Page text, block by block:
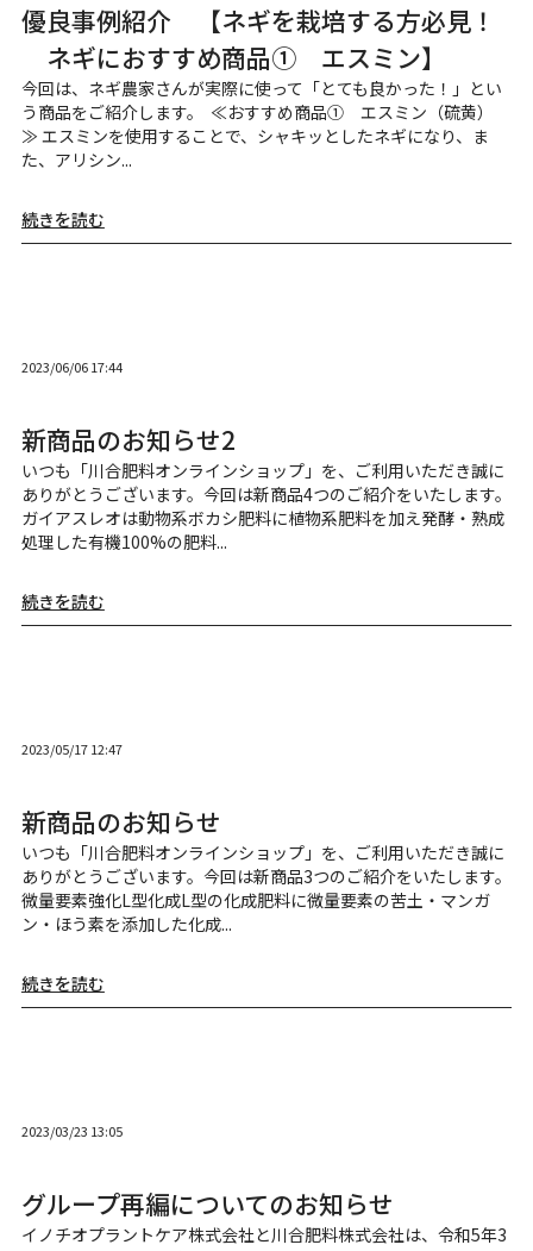
優良事例紹介 【ネギを栽培する方必見！
ネギにおすすめ商品① エスミン】
今回は、ネギ農家さんが実際に使って「とても良かった！」とい
う商品をご紹介します。 ≪おすすめ商品① エスミン（硫黄）
≫ エスミンを使用することで、シャキッとしたネギになり、ま
た、アリシン...
続きを読む
新商品のお知らせ2
2023/06/06 17:44
いつも「川合肥料オンラインショップ」を、ご利用いただき誠に
ありがとうございます。今回は新商品4つのご紹介をいたします。
ガイアスレオは動物系ボカシ肥料に植物系肥料を加え発酵・熟成
処理した有機100%の肥料...
続きを読む
新商品のお知らせ
2023/05/17 12:47
いつも「川合肥料オンラインショップ」を、ご利用いただき誠に
ありがとうございます。今回は新商品3つのご紹介をいたします。
微量要素強化L型化成L型の化成肥料に微量要素の苦土・マンガ
ン・ほう素を添加した化成...
続きを読む
グループ再編についてのお知らせ
2023/03/23 13:05
イノチオプラントケア株式会社と川合肥料株式会社は、令和5年3